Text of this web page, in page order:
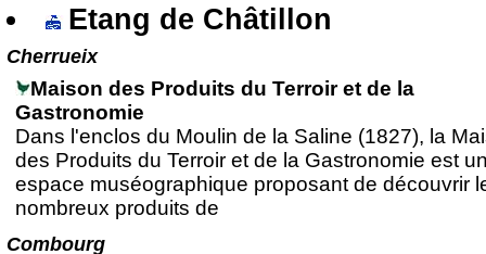
Etang de Châtillon
Cherrueix
Maison des Produits du Terroir et de la
Gastronomie
Dans l'enclos du Moulin de la Saline (1827), la
des Produits du Terroir et de la Gastronomie est
espace muséographique proposant de découvrir
nombreux produits de
Combourg